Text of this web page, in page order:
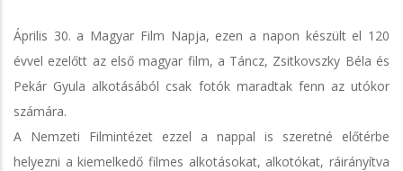
Április 30. a Magyar Film Napja, ezen a napon készült el 120
évvel ezelőtt az első magyar film, a Táncz, Zsitkovszky Béla és
Pekár Gyula alkotásából csak fotók maradtak fenn az utókor
számára.
A Nemzeti Filmintézet ezzel a nappal is szeretné előtérbe
helyezni a kiemelkedő filmes alkotásokat, alkotókat, ráirányítva